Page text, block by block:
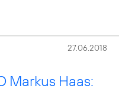
27.06.2018
Markus Haas: